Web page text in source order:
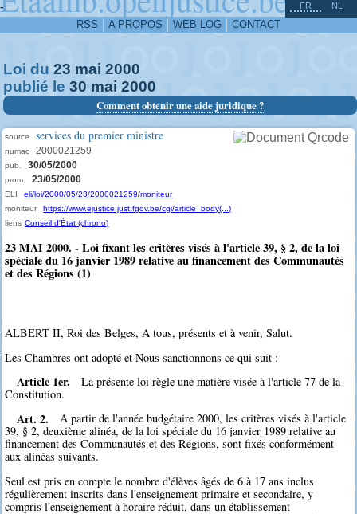
-
RSS A PROPOS WEB LOG CONTACT
FR NL
Loi du 23 mai 2000
publié le 30 mai 2000
Comment obtenir une aide juridique ?
source services du premier ministre
numac 2000021259
pub. 30/05/2000
prom. 23/05/2000
ELI
eli/loi/2000/05/23/2000021259/moniteur
moniteur
https://www.ejustice.just.fgov.be/cgi/article_body(...)
liens Conseil d'État (chrono)
23 MAI 2000. - Loi fixant les critères visés à l'article 39, § 2, de la loi
spéciale du 16 janvier 1989 relative au financement des Communautés
et des Régions (1)
ALBERT II, Roi des Belges, A tous, présents et à venir, Salut.
Les Chambres ont adopté et Nous sanctionnons ce qui suit :
Article 1er.
La présente loi règle une matière visée à l'article 77 de la
Constitution.
Art. 2.
A partir de l'année budgétaire 2000, les critères visés à l'article
39, § 2, deuxième alinéa, de la loi spéciale du 16 janvier 1989 relative au
financement des Communautés et des Régions, sont fixés conformément
aux alinéas suivants.
Seul est pris en compte le nombre d'élèves âgés de 6 à 17 ans inclus
régulièrement inscrits dans l'enseignement primaire et secondaire, y
compris l'enseignement à horaire réduit, dans un établissement
^